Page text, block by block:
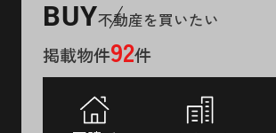
BUY不動産を買いたい
掲載物件92件